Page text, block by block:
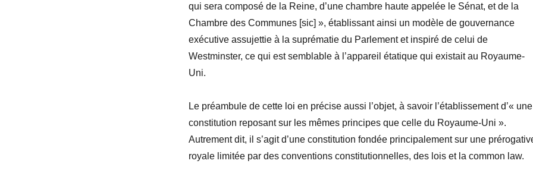
qui sera composé de la Reine, d’une chambre haute appelée le Sénat, et de la
Chambre des Communes [sic] », établissant ainsi un modèle de gouvernance
exécutive assujettie à la suprématie du Parlement et inspiré de celui de
Westminster, ce qui est semblable à l’appareil étatique qui existait au Royaume-
Uni.
Le préambule de cette loi en précise aussi l’objet, à savoir l’établissement d’« une
constitution reposant sur les mêmes principes que celle du Royaume-Uni ».
Autrement dit, il s’agit d’une constitution fondée principalement sur une
royale limitée par des conventions constitutionnelles, des lois et la common law.